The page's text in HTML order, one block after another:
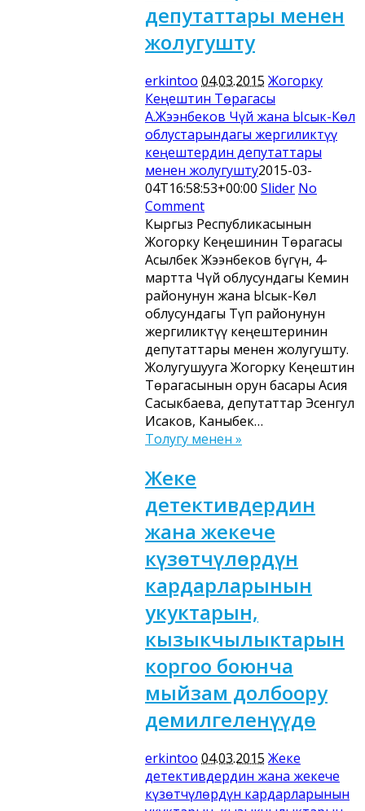
депутаттары менен
жолугушту
erkintoo 04.03.2015 Жогорку
Кеңештин Төрагасы
А.Жээнбеков Чүй жана Ысык-Көл
облустарындагы жергиликтүү
кеңештердин депутаттары
менен жолугушту2015-03-
04T16:58:53+00:00 Slider No
Comment
Кыргыз Республикасынын
Жогорку Кеңешинин Төрагасы
Асылбек Жээнбеков бүгүн, 4-
мартта Чүй облусундагы Кемин
районунун жана Ысык-Көл
облусундагы Түп районунун
жергиликтүү кеңештеринин
депутаттары менен жолугушту.
Жолугушууга Жогорку Кеңештин
Төрагасынын орун басары Асия
Сасыкбаева, депутаттар Эсенгул
Исаков, Каныбек…
Толугу менен »
Жеке
детективдердин
жана жекече
күзөтчүлөрдүн
кардарларынын
укуктарын,
кызыкчылыктарын
коргоо боюнча
мыйзам долбоору
демилгеленүүдө
erkintoo 04.03.2015 Жеке
детективдердин жана жекече
күзөтчүлөрдүн кардарларынын